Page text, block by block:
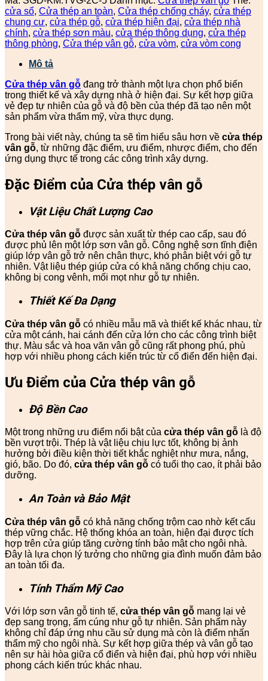
cửa sổ, Cửa thép an toàn, Cửa thép chống cháy, cửa thép
chung cư, cửa thép gỗ, cửa thép hiện đại, cửa thép nhà
chính, cửa thép sơn màu, cửa thép thông dụng, cửa thép
thông phòng, Cửa thép vân gỗ, cửa vòm, cửa vòm cong
Mô tả
Cửa thép vân gỗ đang trở thành một lựa chọn phổ biến
trong thiết kế và xây dựng nhà ở hiện đại. Sự kết hợp giữa
vẻ đẹp tự nhiên của gỗ và độ bền của thép đã tạo nên một
sản phẩm vừa thẩm mỹ, vừa thực dụng.
Trong bài viết này, chúng ta sẽ tìm hiểu sâu hơn về cửa thép
vân gỗ, từ những đặc điểm, ưu điểm, nhược điểm, cho đến
ứng dụng thực tế trong các công trình xây dựng.
Đặc Điểm của Cửa thép vân gỗ
Vật Liệu Chất Lượng Cao
Cửa thép vân gỗ được sản xuất từ thép cao cấp, sau đó
được phủ lên một lớp sơn vân gỗ. Công nghệ sơn tĩnh điện
giúp lớp vân gỗ trở nên chân thực, khó phân biệt với gỗ tự
nhiên. Vật liệu thép giúp cửa có khả năng chống chịu cao,
không bị cong vênh, mối mọt như gỗ tự nhiên.
Thiết Kế Đa Dạng
Cửa thép vân gỗ có nhiều mẫu mã và thiết kế khác nhau, từ
cửa một cánh, hai cánh đến cửa lớn cho các công trình biệt
thự. Màu sắc và hoa văn vân gỗ cũng rất phong phú, phù
hợp với nhiều phong cách kiến trúc từ cổ điển đến hiện đại.
Ưu Điểm của Cửa thép vân gỗ
Độ Bền Cao
Một trong những ưu điểm nổi bật của cửa thép vân gỗ là độ
bền vượt trội. Thép là vật liệu chịu lực tốt, không bị ảnh
hưởng bởi điều kiện thời tiết khắc nghiệt như mưa, nắng,
gió, bão. Do đó, cửa thép vân gỗ có tuổi thọ cao, ít phải bảo
dưỡng.
An Toàn và Bảo Mật
Cửa thép vân gỗ có khả năng chống trộm cao nhờ kết cấu
thép vững chắc. Hệ thống khóa an toàn, hiện đại được tích
hợp trên cửa giúp tăng cường tính bảo mật cho ngôi nhà.
Đây là lựa chọn lý tưởng cho những gia đình muốn đảm bảo
an toàn tối đa.
Tính Thẩm Mỹ Cao
Với lớp sơn vân gỗ tinh tế, cửa thép vân gỗ mang lại vẻ
đẹp sang trọng, ấm cúng như gỗ tự nhiên. Sản phẩm này
không chỉ đáp ứng nhu cầu sử dụng mà còn là điểm nhấn
thẩm mỹ cho ngôi nhà. Sự kết hợp giữa thép và vân gỗ tạo
nên sự hài hòa giữa cổ điển và hiện đại, phù hợp với nhiều
phong cách kiến trúc khác nhau.